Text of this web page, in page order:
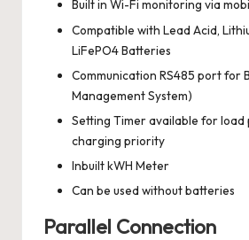
Built in Wi-Fi monitoring via
Compatible with Lead Acid,
LiFePO4 Batteries
Communication RS485 port for
Management System)
Setting Timer available for
charging priority
Inbuilt kWH Meter
Can be used without batteries
Parallel Connection